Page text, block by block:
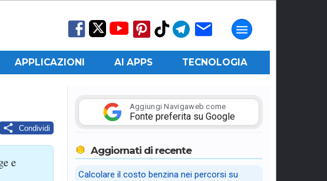
APPLICAZIONI AI APPS TECNOLOGIA
Condividi
e
Aggiungi Navigaweb come
Fonte preferita su Google
Aggiornati di recente
Calcolare il costo benzina nei percorsi su